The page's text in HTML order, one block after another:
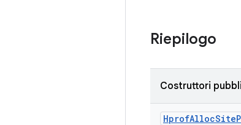
Riepilogo
Costruttori
HprofAllocSite